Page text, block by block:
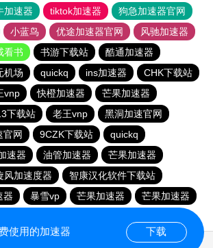
加速器 tiktok加速器
狗急加速器官网
小蓝鸟 优途加速器官网
风驰加速器
看书 书游下载站
酷通加速器
机场 quickq ins加速器
CHK下载站
vnp 快橙加速器
芒果加速器
下载站 老王vnp
黑洞加速官网
官网 9CZK下载站
quickq
速器 油管加速器
芒果加速器
风加速度器
智康汉化软件下载站
器 暴雪vp 芒果加速器
芒果加速器
使用的加速器 下载